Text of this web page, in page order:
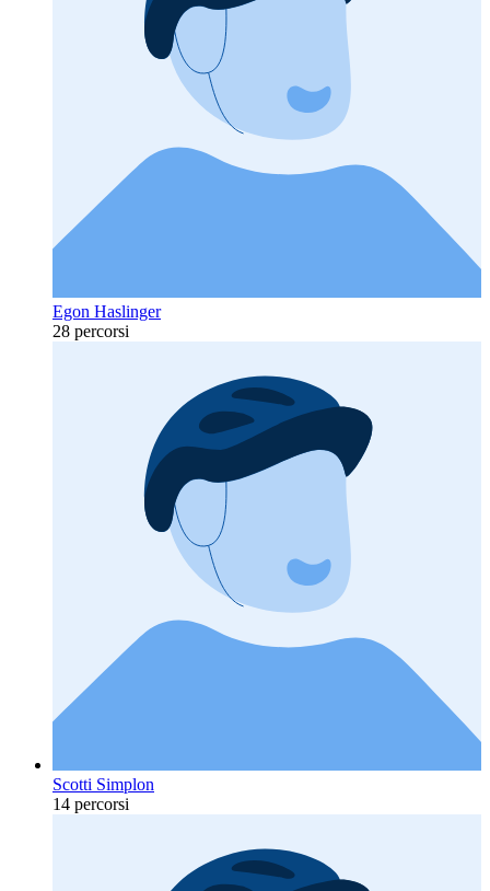
Egon Haslinger
28 percorsi
Scotti Simplon
14 percorsi